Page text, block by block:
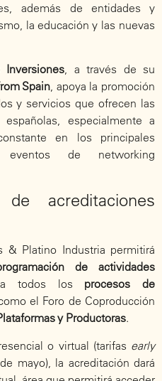
además de entidades y
la educación y las nuevas
, a través de su
Spain , apoya la promoción
y servicios que ofrecen las
especialmente a
en los principales
de networking
acreditaciones
& Platino Industria permitirá
de actividades
todos los procesos de
el Foro de Coproducción
y Productoras.
o virtual (tarifas early
mayo), la acreditación dará